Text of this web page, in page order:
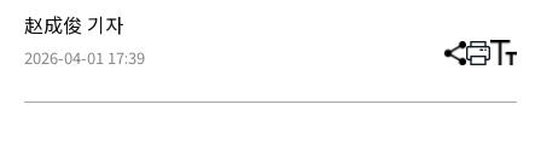
赵成俊 기자
2026-04-01 17:39 分
章
打 调
小